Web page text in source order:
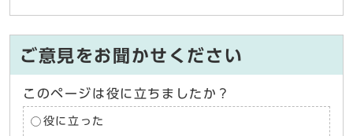
ご意見をお聞かせください
このページは役に立ちましたか？
役に立った